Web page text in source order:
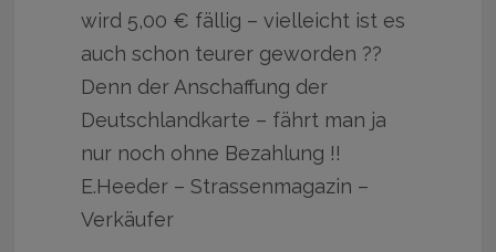
wird 5,00 € fällig – vielleicht ist es
auch schon teurer geworden ??
Denn der Anschaffung der
Deutschlandkarte – fährt man ja
nur noch ohne Bezahlung !!
E.Heeder – Strassenmagazin –
Verkäufer